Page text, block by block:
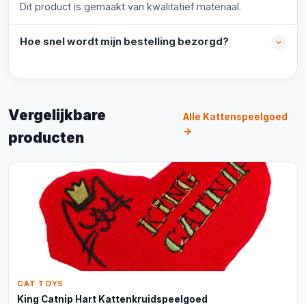
Dit product is gemaakt van kwalitatief materiaal.
Hoe snel wordt mijn bestelling bezorgd?
Vergelijkbare
producten
Alle Kattenspeelgoed
→
CAT TOYS
King Catnip Hart Kattenkruidspeelgoed